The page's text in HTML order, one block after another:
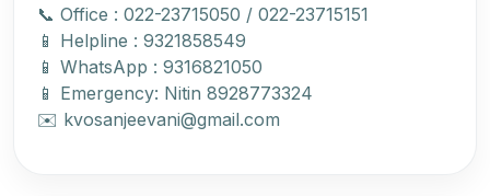
📞 Office : 022-23715050 / 022-23715151
📱 Helpline : 9321858549
📱 WhatsApp : 9316821050
📱 Emergency: Nitin 8928773324
✉️ kvosanjeevani@gmail.com